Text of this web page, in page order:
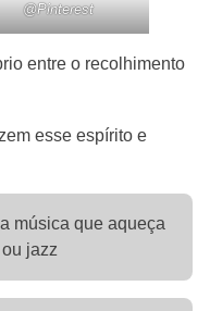
@Pinterest
entre o recolhimento
esse espírito e
música que aqueça
jazz